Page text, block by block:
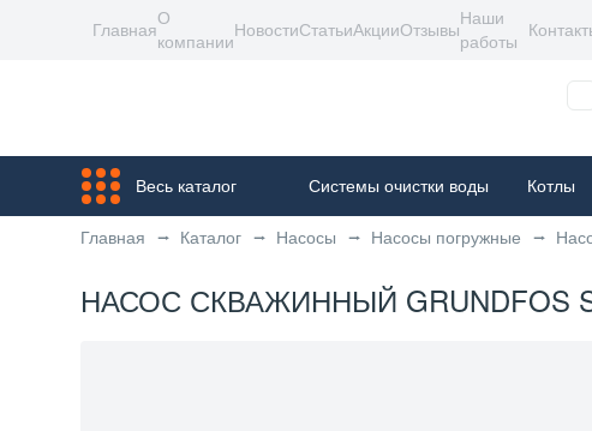
Главная
О
компании
НовостиСтатьиАкцииОтзывы
Наши
работы
Весь каталог Системы очистки воды Котлы
Главная Каталог Насосы Насосы погружные
НАСОС СКВАЖИННЫЙ GRUNDFOS